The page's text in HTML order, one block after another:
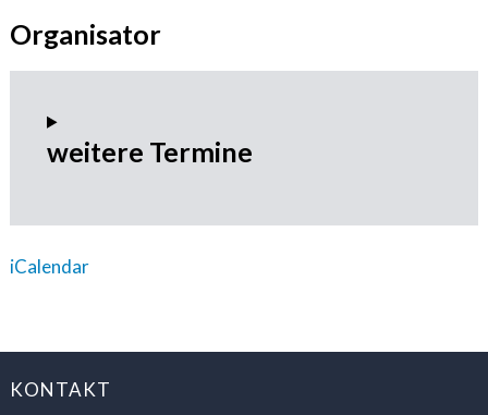
Organisator
weitere Termine
iCalendar
KONTAKT